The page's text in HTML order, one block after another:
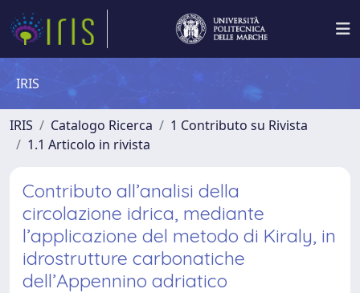
IRIS
IRIS Catalogo Ricerca
1 Contributo su Rivista
1.1 Articolo in rivista
Contributo all’analisi della
circolazione idrica, mediante
l’applicazione del metodo di Kiraly, in
idrostrutture carbonatiche
dell’Appennino adriatico